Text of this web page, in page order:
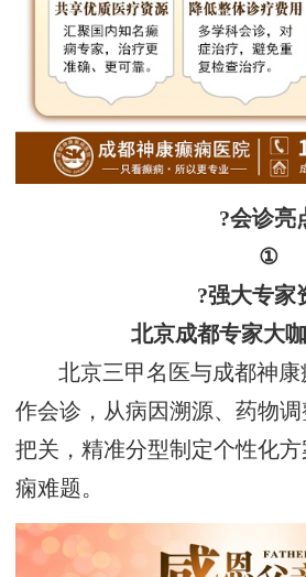
?会诊亮
①
?强大专家
北京成都专家大
北京三甲名医与成都神
作会诊，从病因溯源、药物
把关，精准分型制定个性化
痫难题。